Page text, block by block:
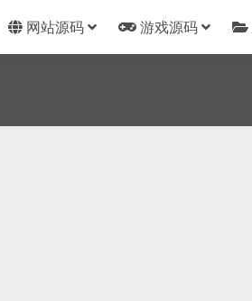
网站源码 游戏源码